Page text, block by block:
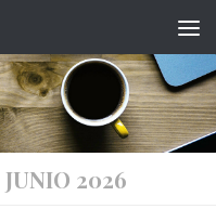
JUNIO 2026